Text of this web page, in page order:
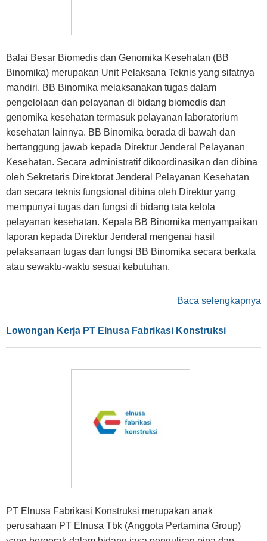
Balai Besar Biomedis dan Genomika Kesehatan (BB
Binomika) merupakan Unit Pelaksana Teknis yang sifatnya
mandiri. BB Binomika melaksanakan tugas dalam
pengelolaan dan pelayanan di bidang biomedis dan
genomika kesehatan termasuk pelayanan laboratorium
kesehatan lainnya. BB Binomika berada di bawah dan
bertanggung jawab kepada Direktur Jenderal Pelayanan
Kesehatan. Secara administratif dikoordinasikan dan dibina
oleh Sekretaris Direktorat Jenderal Pelayanan Kesehatan
dan secara teknis fungsional dibina oleh Direktur yang
mempunyai tugas dan fungsi di bidang tata kelola
pelayanan kesehatan. Kepala BB Binomika menyampaikan
laporan kepada Direktur Jenderal mengenai hasil
pelaksanaan tugas dan fungsi BB Binomika secara berkala
atau sewaktu-waktu sesuai kebutuhan.
Baca selengkapnya
Lowongan Kerja PT Elnusa Fabrikasi Konstruksi
PT Elnusa Fabrikasi Konstruksi merupakan anak
perusahaan PT Elnusa Tbk (Anggota Pertamina Group)